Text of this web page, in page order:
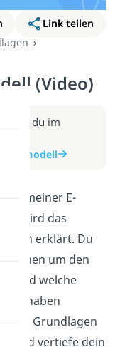
Link teilen
(Video)
du im
auf meiner E-
wird das
erklärt. Du
um den
und welche
haben
die Grundlagen
und vertiefe dein